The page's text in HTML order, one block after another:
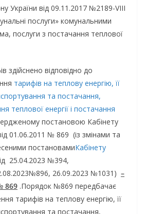
України від 09.11.2017 №2189-VIII
послуги» комунальними
послуги з постачання теплової
здійснено відповідно до
тарифів на теплову енергію, її
та постачання,
теплової енергії і постачання
постановою Кабінету
01.06.2011 № 869 (із змінами та
постановамиКабінету
25.04.2023 №394,
26.09.2023 №1031) –
869 .Порядок №869 передбачає
тарифів на теплову енергію, її
та постачання,